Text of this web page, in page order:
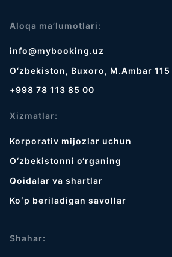
Aloqa ma’lumotlari:
info@mybooking.uz
O‘zbekiston, Buxoro, M.Ambar 115
+998 78 113 85 00
Xizmatlar:
Korporativ mijozlar uchun
O‘zbekistonni o‘rganing
Qoidalar va shartlar
Koʻp beriladigan savollar
Shahar: